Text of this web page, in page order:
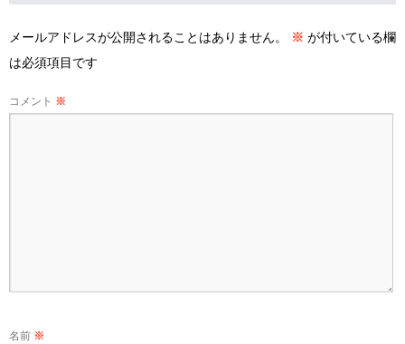
メールアドレスが公開されることはありません。 ※ が付いている欄
は必須項目です
コメント ※
名前 ※